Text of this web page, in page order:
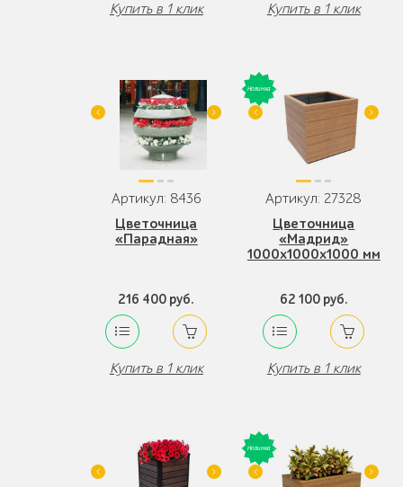
Купить в 1 клик Купить в 1 клик
Артикул: 8436
Цветочница
«Парадная»
216 400 руб.
Купить в 1 клик
Артикул: 27328
Цветочница
«Мадрид»
1000х1000x1000 мм
62 100 руб.
Купить в 1 клик